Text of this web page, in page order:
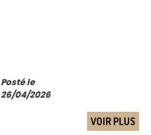
Posté le
26/04/2026
VOIR PLUS